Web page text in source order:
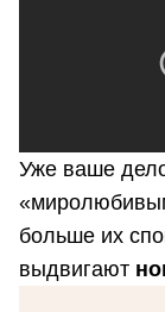
Уже ваше
больше их
выдвигают